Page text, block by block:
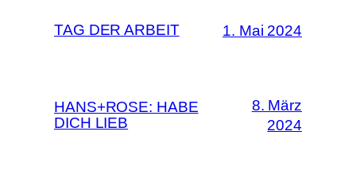
TAG DER ARBEIT 1. Mai 2024
HANS+ROSE: HABE
DICH LIEB
8. März
2024